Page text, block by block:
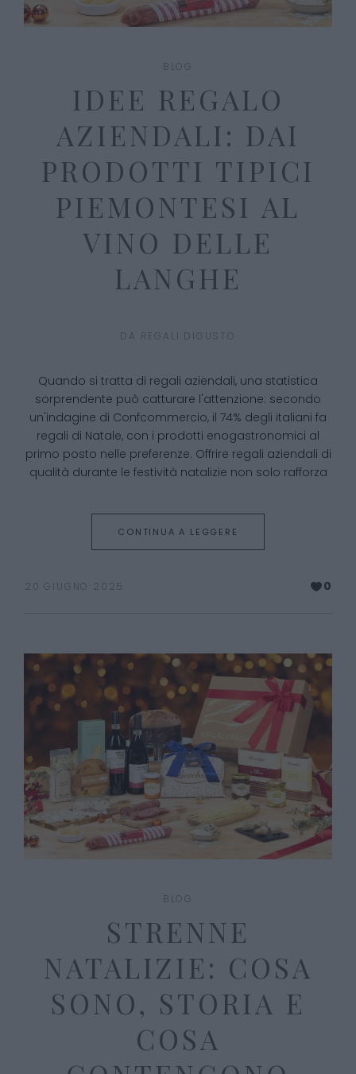
BLOG
IDEE REGALO
AZIENDALI: DAI
PRODOTTI TIPICI
PIEMONTESI AL
VINO DELLE
LANGHE
DA REGALI DIGUSTO
Quando si tratta di regali aziendali, una statistica
sorprendente può catturare l'attenzione: secondo
un'indagine di Confcommercio, il 74% degli italiani fa
regali di Natale, con i prodotti enogastronomici al
primo posto nelle preferenze​​. Offrire regali aziendali di
qualità durante le festività natalizie non solo rafforza
CONTINUA A LEGGERE
20 GIUGNO 2025 0
BLOG
STRENNE
NATALIZIE: COSA
SONO, STORIA E
COSA